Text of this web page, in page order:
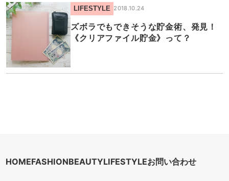
LIFESTYLE 2018.10.24
ズボラでもできそうな貯金術、発見！
《クリアファイル貯金》って？
HOMEFASHIONBEAUTYLIFESTYLEお問い合わせ